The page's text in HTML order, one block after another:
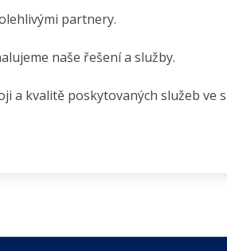
partnery.
naše řešení a služby.
a kvalitě poskytovaných služeb ve